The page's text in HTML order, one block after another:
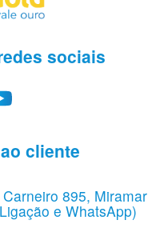
sociais
cliente
895, Miramar
e WhatsApp)